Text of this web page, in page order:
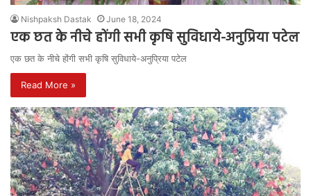
Nishpaksh Dastak June 18, 2024
एक छत के नीचे होंगी सभी कृषि सुविधाये-अनुप्रिया पटेल
एक छत के नीचे होंगी सभी कृषि सुविधाये-अनुप्रिया पटेल
Read More »